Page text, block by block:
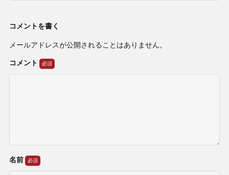
コメントを書く
メールアドレスが公開されることはありません。
コメント
名前